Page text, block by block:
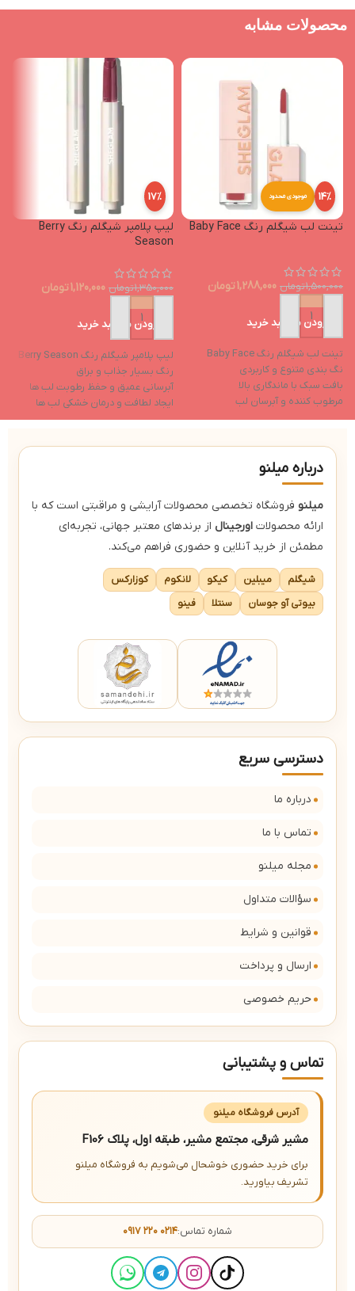
محصولات مشابه
موجودی محدود 14%
تینت لب شیگلم رنگ Baby Face
1,500,000تومان 1,288,000تومان
افزودن به سبد خرید
تینت لب شیگلم رنگ Baby Face
نگ بندی متنوع و کاربردی
بافت سبک با ماندگاری بالا
مرطوب کننده و آبرسان لب
جلوه نهایی براق
17%
لیپ پلامپر شیگلم رنگ Berry
Season
1,350,000تومان 1,120,000تومان
افزودن به سبد خرید
لیپ پلامپر شیگلم رنگ Berry Season
رنگ بسیار جذاب و براق
آبرسانی عمیق و حفظ رطوبت لب ها
ایجاد لطافت و درمان خشکی لب ها
حاوی روغن نارگیل و روغن هسته
حاوی ویتامین e و ویتامین f
درباره میلنو
میلنو فروشگاه تخصصی محصولات آرایشی و مراقبتی است که با
ارائه محصولات اورجینال از برندهای معتبر جهانی، تجربه‌ای
مطمئن از خرید آنلاین و حضوری فراهم می‌کند.
شیگلم میبلین کیکو لانکوم
کوزارکس
بیوتی آو جوسان
سنتلا فینو
دسترسی سریع
درباره ما
تماس با ما
مجله میلنو
سؤالات متداول
قوانین و شرایط
ارسال و پرداخت
حریم خصوصی
تماس و پشتیبانی
آدرس فروشگاه میلنو
مشیر شرقی، مجتمع مشیر، طبقه اول، پلاک F106
برای خرید حضوری خوشحال می‌شویم به فروشگاه میلنو
تشریف بیاورید.
شماره تماس:۰۹۱۷ ۲۲۰ ۰۲۱۴